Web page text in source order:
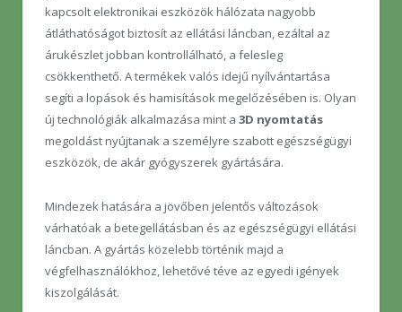
kapcsolt elektronikai eszközök hálózata nagyobb
átláthatóságot biztosít az ellátási láncban, ezáltal az
árukészlet jobban kontrollálható, a felesleg
csökkenthető. A termékek valós idejű nyílvántartása
segíti a lopások és hamisítások megelőzésében is. Olyan
új technológiák alkalmazása mint a 3D nyomtatás
megoldást nyújtanak a személyre szabott egészségügyi
eszközök, de akár gyógyszerek gyártására.
Mindezek hatására a jövőben jelentős változások
várhatóak a betegellátásban és az egészségügyi ellátási
láncban. A gyártás közelebb történik majd a
végfelhasználókhoz, lehetővé téve az egyedi igények
kiszolgálását.